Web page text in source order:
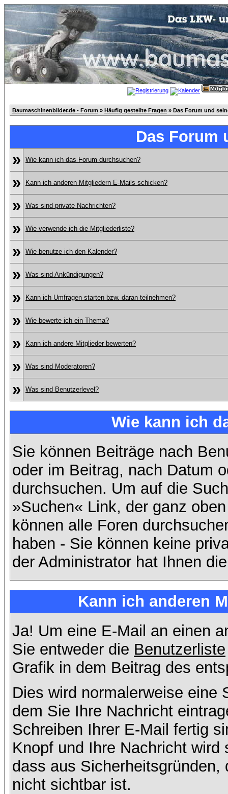
Baumaschinenbilder.de - Forum » Häufig gestellte Fragen » Das Forum und
Das Forum
»
Wie kann ich das Forum durchsuchen?
» Kann ich anderen Mitgliedern E-Mails schicken?
» Was sind private Nachrichten?
» Wie verwende ich die Mitgliederliste?
» Wie benutze ich den Kalender?
» Was sind Ankündigungen?
» Kann ich Umfragen starten bzw. daran teilnehmen?
» Wie bewerte ich ein Thema?
» Kann ich andere Mitglieder bewerten?
» Was sind Moderatoren?
» Was sind Benutzerlevel?
Wie kann ich
Sie können Beiträge nach
oder im Beitrag, nach Datum
durchsuchen. Um auf die
»Suchen« Link, der ganz
können alle Foren
haben - Sie können keine
der Administrator hat Ihnen
Kann ich anderen
Ja! Um eine E-Mail an einen
Sie entweder die Benutzerliste
Grafik in dem Beitrag des
Dies wird normalerweise eine
dem Sie Ihre Nachricht
Schreiben Ihrer E-Mail fertig
Knopf und Ihre Nachricht
dass aus
nicht sichtbar ist.